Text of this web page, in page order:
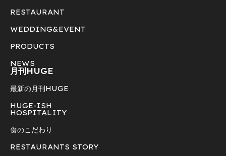
RESTAURANT
WEDDING&EVENT
PRODUCTS
NEWS
月刊HUGE
最新の月刊HUGE
HUGE-ISH
HOSPITALITY
食のこだわり
RESTAURANTS STORY